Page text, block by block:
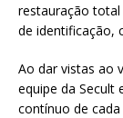
restauração total
de identificação,
Ao dar vistas ao
equipe da Secult
contínuo de